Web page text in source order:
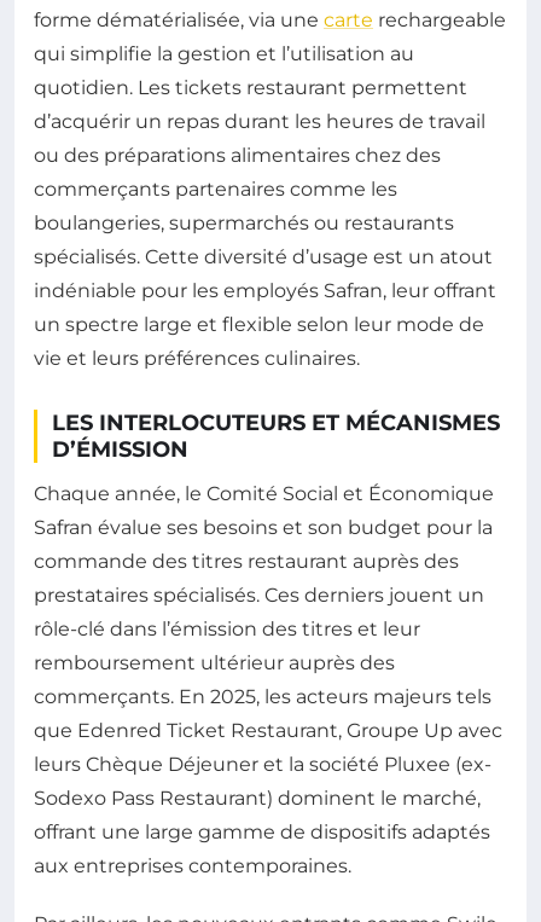
forme dématérialisée, via une carte rechargeable
qui simplifie la gestion et l’utilisation au
quotidien. Les tickets restaurant permettent
d’acquérir un repas durant les heures de travail
ou des préparations alimentaires chez des
commerçants partenaires comme les
boulangeries, supermarchés ou restaurants
spécialisés. Cette diversité d’usage est un atout
indéniable pour les employés Safran, leur offrant
un spectre large et flexible selon leur mode de
vie et leurs préférences culinaires.
LES INTERLOCUTEURS ET MÉCANISMES
D’ÉMISSION
Chaque année, le Comité Social et Économique
Safran évalue ses besoins et son budget pour la
commande des titres restaurant auprès des
prestataires spécialisés. Ces derniers jouent un
rôle-clé dans l’émission des titres et leur
remboursement ultérieur auprès des
commerçants. En 2025, les acteurs majeurs tels
que Edenred Ticket Restaurant, Groupe Up avec
leurs Chèque Déjeuner et la société Pluxee (ex-
Sodexo Pass Restaurant) dominent le marché,
offrant une large gamme de dispositifs adaptés
aux entreprises contemporaines.